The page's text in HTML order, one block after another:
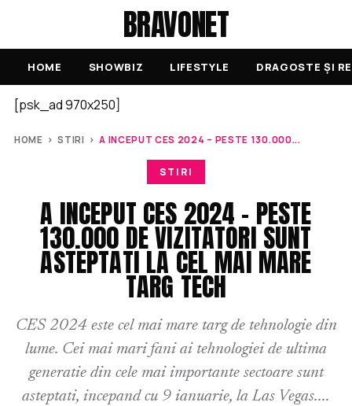
BRAVONET
HOME SHOWBIZ LIFESTYLE DRAGOSTE ȘI
[psk_ad 970x250]
HOME ›STIRI ›A INCEPUT CES 2024 – PESTE 130.000...
STIRI
A INCEPUT CES 2024 – PESTE
130.000 DE VIZITATORI SUNT
ASTEPTATI LA CEL MAI MARE
TARG TECH
CES 2024 este cel mai mare targ de tehnologie din
lume. Cei mai mari fani ai tehnologiei de ultima
generatie din cele mai importante sectoare sunt
asteptati, incepand cu 9 ianuarie, la Las Vegas....